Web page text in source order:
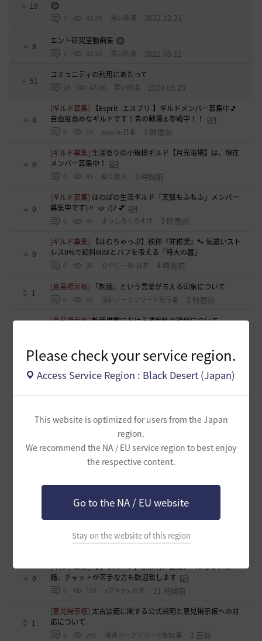
Please check your service region.
Access Service Region : Black Desert (Japan)
This website is optimized for users from the Japan
region.
We recommend the NA / EU service region to best enjoy
the respective content.
Go to the NA / EU website
Stay on the website of this region
19
2 43.2K 黒い砂漠 2022.12.21
8
エント研究室動画集
1 32.3K 黒い砂漠 2021.05.12
51
コミュニティの利用にあたって
18 47.8K 黒い砂漠 2020.03.25
0
[ギルド募集]
【Esprit -エスプリ-】ギルドメンバー募集中🎵
自由度高めなギルドです！青の戦場⚓参戦中！！
0 10 aquria-日本 1 時間前
0
[ギルド募集] 生活寄りの小規模ギルド【月光浴場】は、現在
メンバー募集中！
0 43 柳と篝火 3 時間前
0
[ギルド募集] ほのぼの生活ギルド「天狐もふもふ」メンバー
募集中です(〃･ω･ﾉ)ﾉ 💕
0 46 まっしろくろすけ 3 時間前
0
[ギルド募集]
【はむちゃっぷ】挨拶『非推奨』🐾 気遣いスト
レス0%で給料MAXとバフを吸える「特大の器」
0 38 おやじーぬ-日本 4 時間前
1
[意見掲示板] 「制裁」という言葉が与える印象について
0 65 浅井ジークフリード配信者 5 時間前
[意見掲示板]制裁措置における透明性の確保について
[ギルド募集]新設ギルド 「Shmurda」立ち上げメンバー募
0 65 いなドン 7 時間前
[意見掲示板]「ねんどろいど ウサ」の制作過程に関する広
0 98 浅井ジークフリード配信者 12 時間前
0
[ギルド募集]小型ギルド【KeepOn】ギルメン募集です
242 シアラナーザ-日本 21 時間前
も歓迎！🔶◇
190 たりほー-日本 21 時間前
[ギルド募集]【夢の結びめ】ワイワイ楽しめるメンバー募集
中！🩷🧡💛💚💙🩵💜
207 花ノひろみん 21 時間前
0
[ギルド募集]【クラバート】初心者、復帰、ベテラン、移
籍、チャットが苦手な方も歓迎致します
0 193 xマキナx-日本 21 時間前
1
[意見掲示板] 太古装備に関する公式説明と意見掲示板への対
応について
1 241 浅井ジークフリード配信者 1 日前